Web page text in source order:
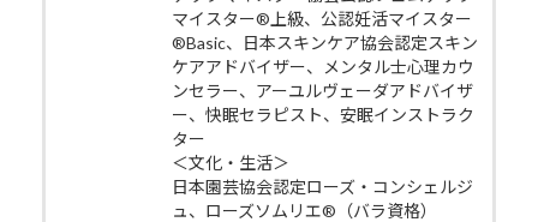
マイスター®上級、公認妊活マイスター
®Basic、日本スキンケア協会認定スキン
ケアアドバイザー、メンタル士心理カウ
ンセラー、アーユルヴェーダアドバイザ
ー、快眠セラピスト、安眠インストラク
ター
＜文化・生活＞
日本園芸協会認定ローズ・コンシェルジ
ュ、ローズソムリエ®（バラ資格）